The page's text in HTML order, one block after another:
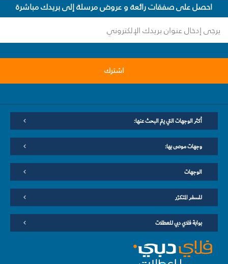
احصل على صفقات رائعة و عروض مرسلة إلى بريدك مباشرة
اشترك
أكثر الوجهات التي يتم البحث عنها:
وجهات موصى بها:
الوجهات
للسفر المتكرّر
بوابة فلاي دبي للعطلات